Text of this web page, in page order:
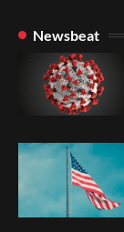
Newsbeat